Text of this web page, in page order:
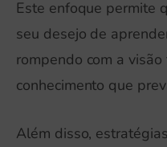
Este enfoque permite
seu desejo de
rompendo com a
conhecimento que
Além disso,